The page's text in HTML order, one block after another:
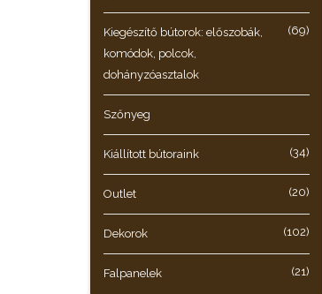
Kiegészítő bútorok: előszobák,
komódok, polcok,
dohányzóasztalok
(69)
Szőnyeg
Kiállított bútoraink (34)
Outlet (20)
Dekorok (102)
Falpanelek (21)